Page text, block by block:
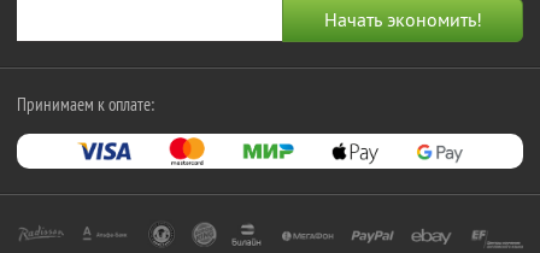
Принимаем к оплате: